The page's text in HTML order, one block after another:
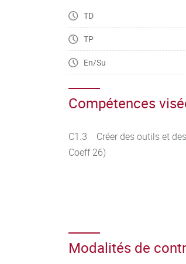
TD
TP
En/Su
Compétences
C1.3 Créer des outils et
Coeff 26)
Modalités de